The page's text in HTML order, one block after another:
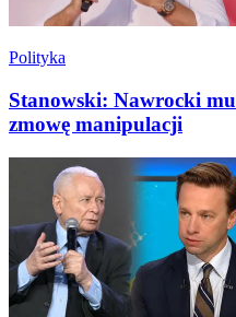
Polityka
Stanowski: Nawrocki
zmowę manipulacji